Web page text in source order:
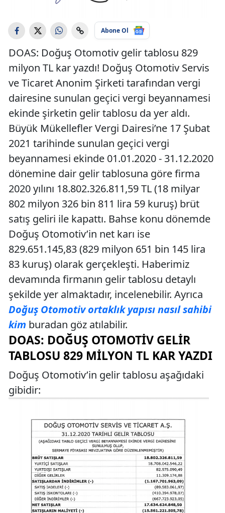
Abone Ol
DOAS: Doğuş Otomotiv gelir tablosu 829
milyon TL kar yazdı! Doğuş Otomotiv Servis
ve Ticaret Anonim Şirketi tarafından vergi
dairesine sunulan geçici vergi beyannamesi
ekinde şirketin gelir tablosu da yer aldı.
Büyük Mükellefler Vergi Dairesi’ne 17 Şubat
2021 tarihinde sunulan geçici vergi
beyannamesi ekinde 01.01.2020 - 31.12.2020
dönemine dair gelir tablosuna göre firma
2020 yılını 18.802.326.811,59 TL (18 milyar
802 milyon 326 bin 811 lira 59 kuruş) brüt
satış geliri ile kapattı. Bahse konu dönemde
Doğuş Otomotiv’in net karı ise
829.651.145,83 (829 milyon 651 bin 145 lira
83 kuruş) olarak gerçekleşti. Haberimiz
devamında firmanın gelir tablosu detaylı
şekilde yer almaktadır, incelenebilir. Ayrıca
Doğuş Otomotiv ortaklık yapısı nasıl sahibi
kim buradan göz atılabilir.
DOAS: DOĞUŞ OTOMOTIV GELIR
TABLOSU 829 MILYON TL KAR YAZDI
Doğuş Otomotiv’in gelir tablosu aşağıdaki
gibidir: